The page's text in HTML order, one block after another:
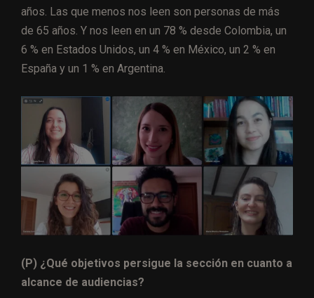
años. Las que menos nos leen son personas de más
de 65 años. Y nos leen en un 78 % desde Colombia, un
6 % en Estados Unidos, un 4 % en México, un 2 % en
España y un 1 % en Argentina.
(P) ¿Qué objetivos persigue la sección en cuanto a
alcance de audiencias?